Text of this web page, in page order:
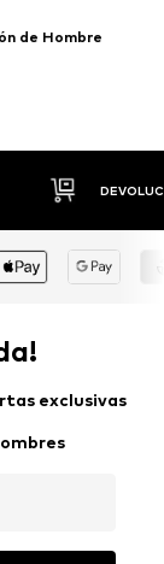
de Hombre
exclusivas